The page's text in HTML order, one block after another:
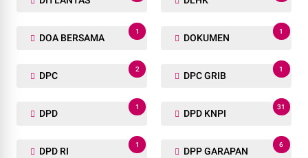
DOA BERSAMA
1
DOKUMEN
1
DPC
2
DPC GRIB
1
DPD
1
DPD KNPI
31
DPD RI
1
DPP GARAPAN
6